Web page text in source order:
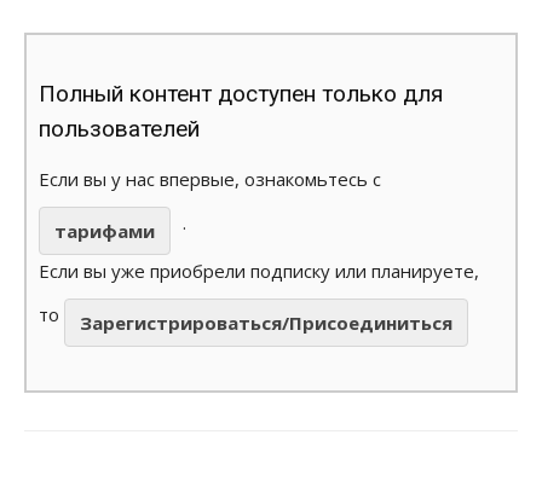
Полный контент доступен только для
пользователей
Если вы у нас впервые, ознакомьтесь с
тарифами
.
Если вы уже приобрели подписку или планируете,
то
Зарегистрироваться/Присоединиться